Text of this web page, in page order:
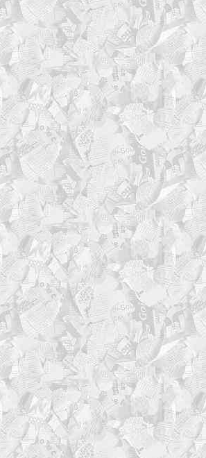
файл
"$LOG_FILE"
$(seq 1
'' >>
$(seq 1
"$LOG_FILE"
на экран
1 ]]; then
$(seq